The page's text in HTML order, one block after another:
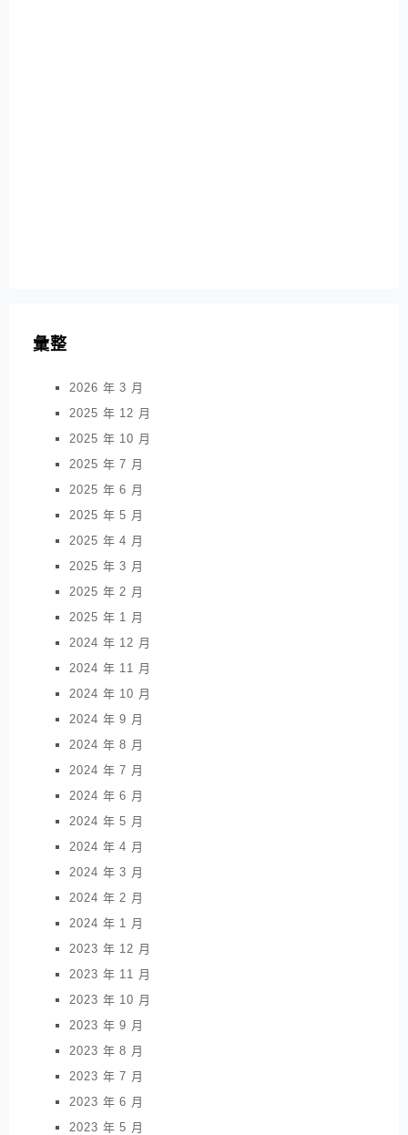
彙整
2026 年 3 月
2025 年 12 月
2025 年 10 月
2025 年 7 月
2025 年 6 月
2025 年 5 月
2025 年 4 月
2025 年 3 月
2025 年 2 月
2025 年 1 月
2024 年 12 月
2024 年 11 月
2024 年 10 月
2024 年 9 月
2024 年 8 月
2024 年 7 月
2024 年 6 月
2024 年 5 月
2024 年 4 月
2024 年 3 月
2024 年 2 月
2024 年 1 月
2023 年 12 月
2023 年 11 月
2023 年 10 月
2023 年 9 月
2023 年 8 月
2023 年 7 月
2023 年 6 月
2023 年 5 月